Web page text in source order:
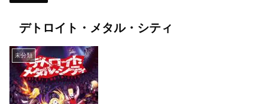
デトロイト・メタル・シティ
未分類